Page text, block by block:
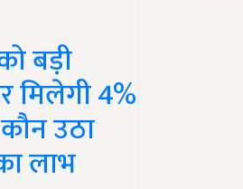
बड़ी
मिलेगी 4%
उठा
लाभ